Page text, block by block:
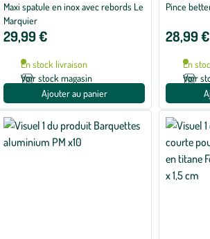
Maxi spatule en inox avec rebords Le
Marquier
29,99 €
En stock livraison
Voir stock magasin
Ajouter au panier
Pince
28,99 €
En
Voir